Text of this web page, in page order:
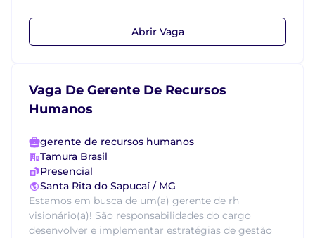
Abrir Vaga
Vaga De Gerente De Recursos
Humanos
gerente de recursos humanos
Tamura Brasil
Presencial
Santa Rita do Sapucaí / MG
Estamos em busca de um(a) gerente de rh
visionário(a)! São responsabilidades do cargo
desenvolver e implementar estratégias de gestão